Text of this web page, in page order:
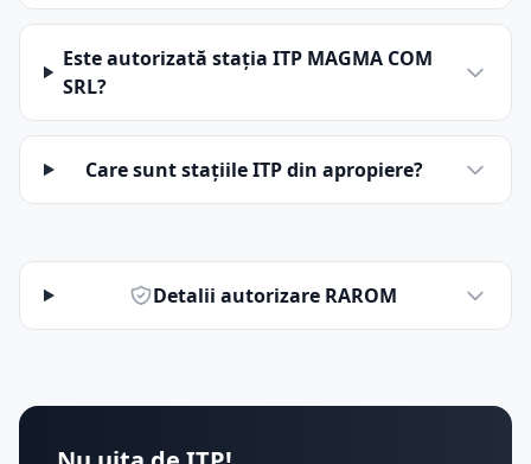
Este autorizată stația ITP MAGMA COM
SRL?
Care sunt stațiile ITP din apropiere?
Detalii autorizare RAROM